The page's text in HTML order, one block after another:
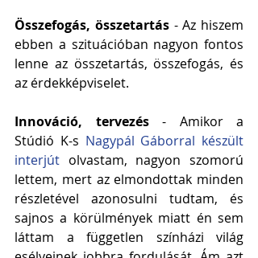
Összefogás, összetartás - Az hiszem
ebben a szituációban nagyon fontos
lenne az összetartás, összefogás, és
az érdekképviselet.
Innováció, tervezés - Amikor a
Stúdió K-s Nagypál Gáborral készült
interjút olvastam, nagyon szomorú
lettem, mert az elmondottak minden
részletével azonosulni tudtam, és
sajnos a körülmények miatt én sem
láttam a független színházi világ